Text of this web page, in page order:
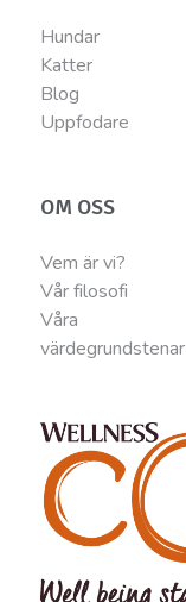
Hundar
Katter
Blog
Uppfodare
OM OSS
Vem är vi?
Vår filosofi
Våra
värdegrundstenar